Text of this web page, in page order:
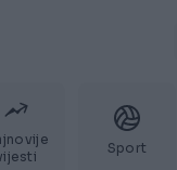
Sport